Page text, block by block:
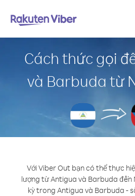
Cách thức gọi
và Barbuda từ
Với Viber Out bạn có thể thực
lượng từ Antigua và Barbuda đến
kỳ trong Antigua và Barbuda -